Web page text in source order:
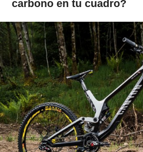
carbono en tu cuadro?